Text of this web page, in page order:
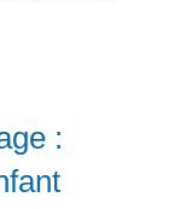
: